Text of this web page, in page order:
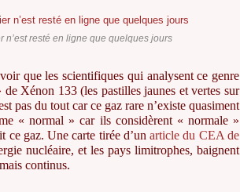
n’est resté en ligne que quelques jours
que les scientifiques qui analysent ce genre
Xénon 133 (les pastilles jaunes et vertes sur
pas du tout car ce gaz rare n’existe quasiment
« normal » car ils considèrent « normale »
ce gaz. Une carte tirée d’unarticle du CEA de
nucléaire, et les pays limitrophes, baignent
continus.